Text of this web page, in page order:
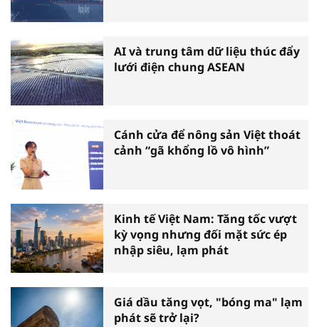
AI và trung tâm dữ liệu thúc đẩy
lưới điện chung ASEAN
Cánh cửa để nông sản Việt thoát
cảnh “gã khổng lồ vô hình”
Kinh tế Việt Nam: Tăng tốc vượt
kỳ vọng nhưng đối mặt sức ép
nhập siêu, lạm phát
Giá dầu tăng vọt, "bóng ma" lạm
phát sẽ trở lại?